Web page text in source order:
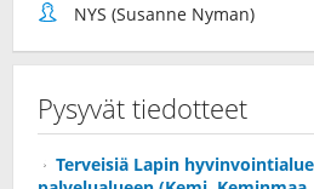
NYS (Susanne Nyman)
Pysyvät tiedotteet
Terveisiä Lapin